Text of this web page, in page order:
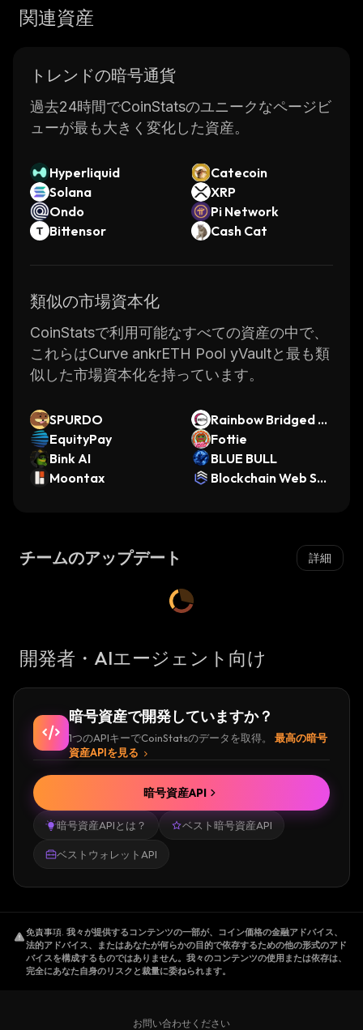
関連資産
トレンドの暗号通貨
過去24時間でCoinStatsのユニークなページビ
ューが最も大きく変化した資産。
Hyperliquid
Catecoin
Solana
XRP
Ondo
Pi Network
Bittensor
Cash Cat
類似の市場資本化
CoinStatsで利用可能なすべての資産の中で、
これらはCurve ankrETH Pool yVaultと最も類
似した市場資本化を持っています。
SPURDO
Rainbow Bridged W
ETH (Near Protoco
l)
EquityPay
Fottie
Bink AI
BLUE BULL
Moontax
Blockchain Web Ser
チームのアップデート 詳細
開発者・AIエージェント向け
暗号資産で開発していますか？
1つのAPIキーでCoinStatsのデータを取得。
最高の暗号
資産APIを見る
暗号資産APIとは？ ベスト暗号資産API
ベストウォレットAPI
暗号資産API
免責事項. 我々が提供するコンテンツの一部が、コイン価格の金融アドバイス、
法的アドバイス、またはあなたが何らかの目的で依存するための他の形式のアド
バイスを構成するものではありません。我々のコンテンツの使用または依存は、
完全にあなた自身のリスクと裁量に委ねられます。
お問い合わせください